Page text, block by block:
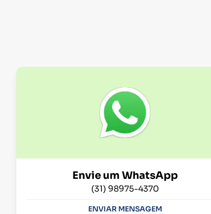
Envie um WhatsApp
(31) 98975-4370
ENVIAR MENSAGEM